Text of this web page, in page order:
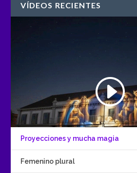
VÍDEOS RECIENTES
Proyecciones y mucha magia
Femenino plural